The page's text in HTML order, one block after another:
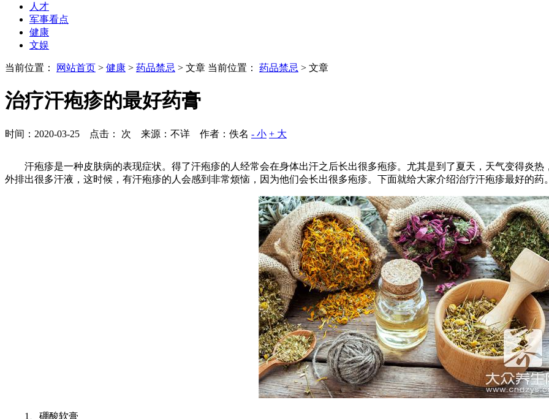
人才
军事看点
健康
文娱
当前位置： 网站首页 > 健康 > 药品禁忌 > 文章 当前位置： 药品禁忌 > 文章
治疗汗疱疹的最好药膏
时间：2020-03-25 点击： 次 来源：不详 作者：佚名 - 小 + 大
汗疱疹是一种皮肤病的表现症状。得了汗疱疹的人经常会在身体出汗之后长出很多疱疹。尤其是到了夏天，天气变得炎
外排出很多汗液，这时候，有汗疱疹的人会感到非常烦恼，因为他们会长出很多疱疹。下面就给大家介绍治疗汗疱疹最好的药
1、硼酸软膏